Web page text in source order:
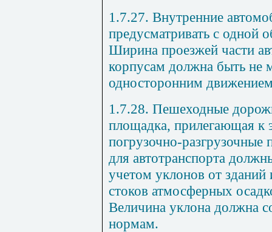
1.7.27. Внутренние
предусматривать с одной
Ширина проезжей части
корпусам должна быть не
односторонним
1.7.28. Пешеходные
площадка, прилегающая к
погрузочно-
для автотранспорта
учетом уклонов от
стоков атмосферных
Величина уклона должна
нормам.